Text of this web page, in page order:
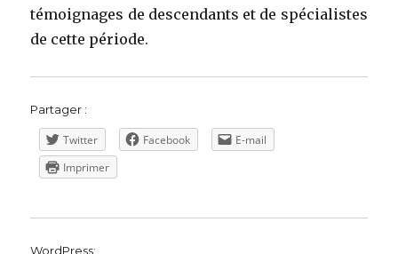
témoignages de descendants et de spécialistes
de cette période.
Partager :
Twitter Facebook
E-mail
Imprimer
WordPress: